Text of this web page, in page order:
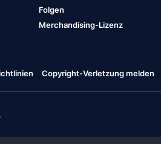
Folgen
Merchandising-Lizenz
Copyright-Verletzung melden